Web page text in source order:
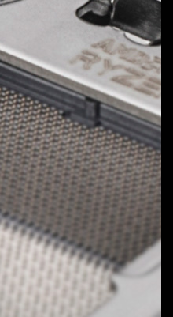
的超頻性能更上一層
60A
實現無與倫比的性能。
憶體管理進行優化。